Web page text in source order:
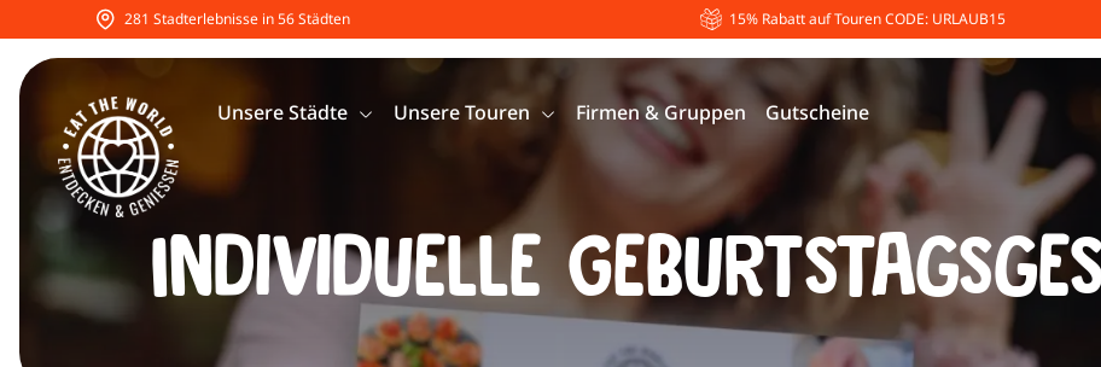
281 Stadterlebnisse in 56 Städten 15% Rabatt auf Touren CODE: URLAUB15
Unsere Städte Unsere Touren Firmen & Gruppen Gutscheine
Individuelle